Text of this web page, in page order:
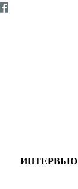
ИНТЕРВЬЮ